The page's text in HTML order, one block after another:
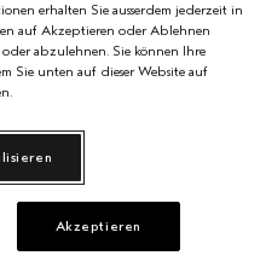
erhalten Sie ausserdem jederzeit in
auf Akzeptieren oder Ablehnen
abzulehnen. Sie können Ihre
Sie unten auf dieser Website auf
Akzeptieren